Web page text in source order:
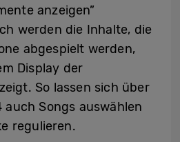
anzeigen”
werden die Inhalte, die
abgespielt werden,
Display der
So lassen sich über
auch Songs auswählen
regulieren.